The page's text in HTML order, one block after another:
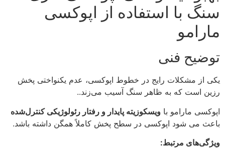
سنگ با استفاده از اپوکسی
مارامو
توضیح فنی
یکی از مشکلات رایج در خطوط اپوکسی، عدم یکنواختی پخش
رزین است که به ظاهر سنگ آسیب می‌زند..
اپوکسی مارامو با ویسکوزیته پایدار و رفتار رئولوژیکی کنترل‌شده
باعث می‌ شود اپوکسی در سطح پخش کاملاً همگن داشته باشد.
ویژگی‌های مرتبط: